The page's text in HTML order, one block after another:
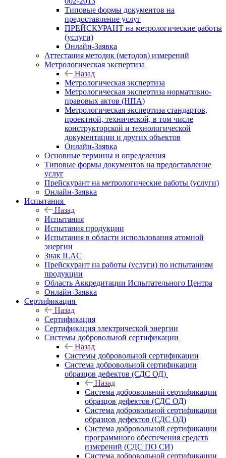
Типовые формы документов на
предоставление услуг
ПРЕЙСКУРАНТ на метрологические работы
(услуги)
Онлайн-Заявка
Аттестация методик (методов) измерений
Метрологическая экспертиза
Назад
Метрологическая экспертиза
Метрологическая экспертиза нормативно-
правовых актов (НПА)
Метрологическая экспертиза стандартов,
проектной, технической, в том числе
конструкторской и технологической
документации и других объектов
Онлайн-Заявка
Основные термины и определения
Типовые формы документов на предоставление
услуг
Прейскурант на метрологические работы (услуги)
Онлайн-Заявка
Испытания
Назад
Испытания
Испытания продукции
Испытания в области использования атомной
энергии
Знак ILAC
Прейскурант на работы (услуги) по испытаниям
продукции
Область Аккредитации Испытательного Центра
Онлайн-Заявка
Сертификация
Назад
Сертификация
Сертификация электрической энергии
Системы добровольной сертификации
Назад
Системы добровольной сертификации
Система добровольной сертификации
образцов дефектов (СДС ОД)
Назад
Система добровольной сертификации
образцов дефектов (СДС ОД)
Система добровольной сертификации
образцов дефектов (СДС ОД)
Система добровольной сертификации
программного обеспечения средств
измерений (СДС ПО СИ)
Система добровольной сертификации